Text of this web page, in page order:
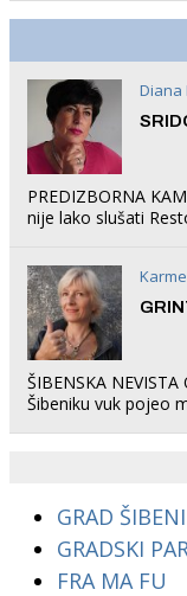
Diana
PREDIZBORNA
nije lako slušati
ŠIBENSKA
Šibeniku vuk pojeo
GRAD
GRADSKI
FRA MA FU